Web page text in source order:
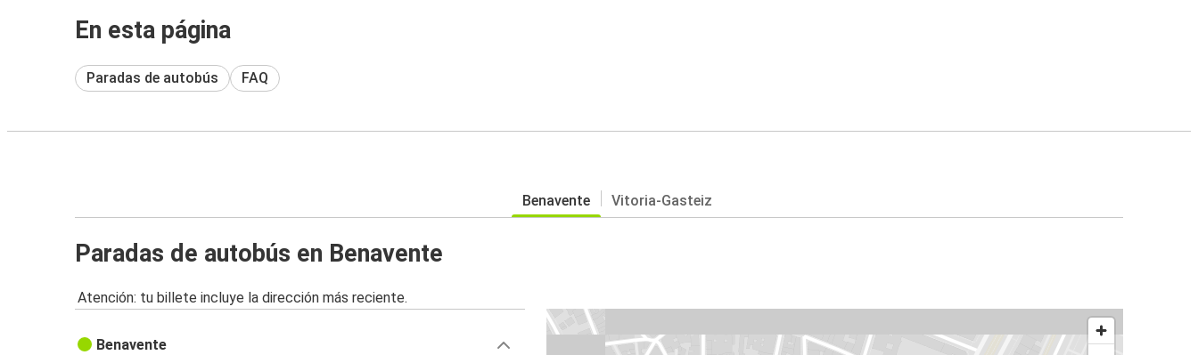
En esta página
Paradas de autobús FAQ
Benavente Vitoria-Gasteiz
Paradas de autobús en Benavente
Atención: tu billete incluye la dirección más reciente.
Benavente